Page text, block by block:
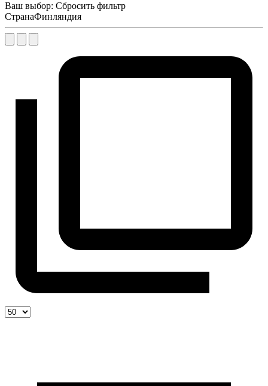
Ваш выбор: Сбросить фильтр
СтранаФинляндия